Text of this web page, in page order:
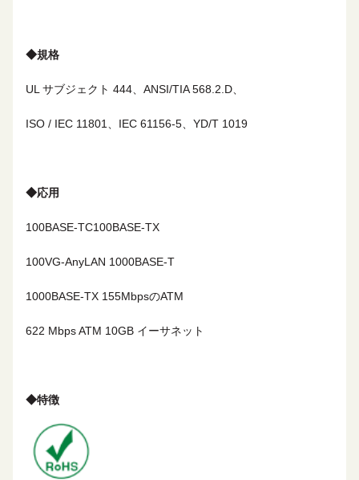
◆規格
UL サブジェクト 444、ANSI/TIA 568.2.D、
ISO / IEC 11801、IEC 61156-5、YD/T 1019
◆応用
100BASE-TC100BASE-TX
100VG-AnyLAN 1000BASE-T
1000BASE-TX 155MbpsのATM
622 Mbps ATM 10GB イーサネット
◆特徴